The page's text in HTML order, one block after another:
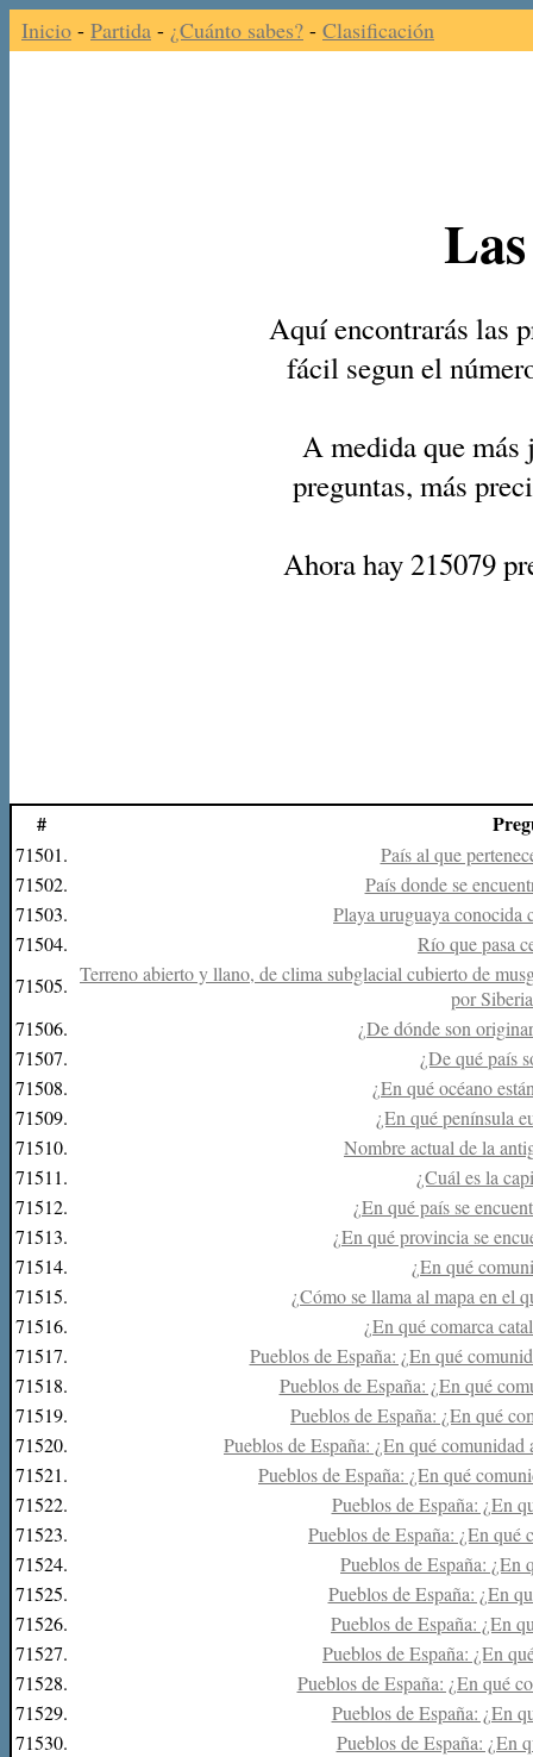
Inicio - Partida - ¿Cuánto sabes? - Clasificación
Aquí encontrarás las
fácil segun el
A medida que más
preguntas, más
Ahora hay 215079
#
71501.
País al que
71502.
País donde se
71503.
Playa uruguaya conocida
71504.
Río que pasa
71505. Terreno abierto y llano, de clima subglacial cubierto de
por
71506.
¿De dónde son
71507.
¿De qué país
71508.
¿En qué océano
71509.
¿En qué península
71510.
Nombre actual de la
71511.
¿Cuál es la
71512.
¿En qué país se
71513.
¿En qué provincia se
71514.
¿En qué
71515.
¿Cómo se llama al mapa en el
71516.
¿En qué comarca
71517.
Pueblos de España: ¿En qué
71518.
Pueblos de España: ¿En qué
71519.
Pueblos de España: ¿En qué
71520.
Pueblos de España: ¿En qué
71521.
Pueblos de España: ¿En qué
71522.
Pueblos de España: ¿En
71523.
Pueblos de España: ¿En
71524.
Pueblos de España: ¿En
71525.
Pueblos de España: ¿En
71526.
Pueblos de España: ¿En
71527.
Pueblos de España: ¿En
71528.
Pueblos de España: ¿En qué
71529.
Pueblos de España: ¿En
71530.
Pueblos de España: ¿En